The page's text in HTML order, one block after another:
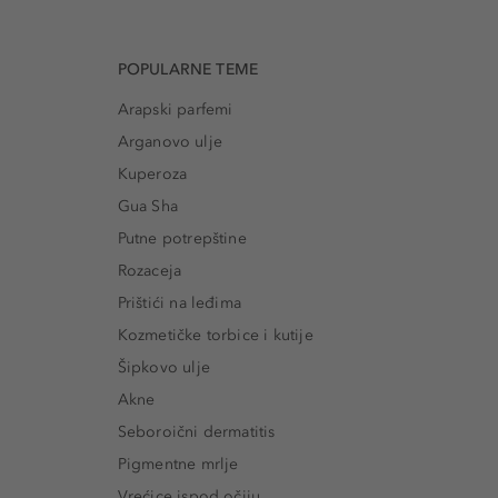
POPULARNE TEME
Arapski parfemi
Arganovo ulje
Kuperoza
Gua Sha
Putne potrepštine
Rozaceja
Prištići na leđima
Kozmetičke torbice i kutije
Šipkovo ulje
Akne
Seboroični dermatitis
Pigmentne mrlje